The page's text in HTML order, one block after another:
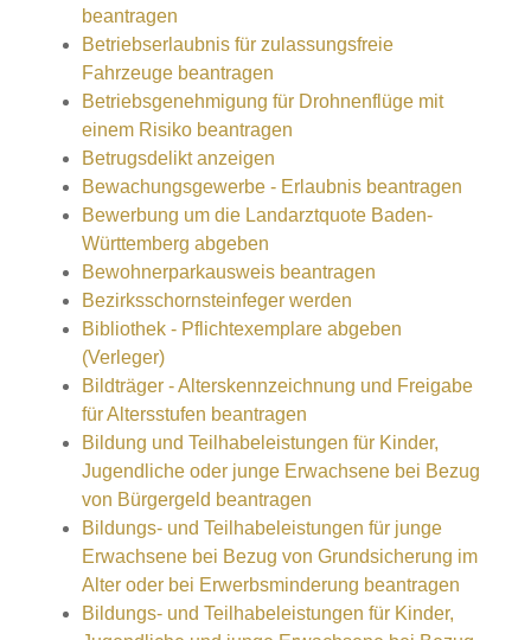
beantragen
Betriebserlaubnis für zulassungsfreie
Fahrzeuge beantragen
Betriebsgenehmigung für Drohnenflüge mit
einem Risiko beantragen
Betrugsdelikt anzeigen
Bewachungsgewerbe - Erlaubnis beantragen
Bewerbung um die Landarztquote Baden-
Württemberg abgeben
Bewohnerparkausweis beantragen
Bezirksschornsteinfeger werden
Bibliothek - Pflichtexemplare abgeben
(Verleger)
Bildträger - Alterskennzeichnung und Freigabe
für Altersstufen beantragen
Bildung und Teilhabeleistungen für Kinder,
Jugendliche oder junge Erwachsene bei Bezug
von Bürgergeld beantragen
Bildungs- und Teilhabeleistungen für junge
Erwachsene bei Bezug von Grundsicherung im
Alter oder bei Erwerbsminderung beantragen
Bildungs- und Teilhabeleistungen für Kinder,